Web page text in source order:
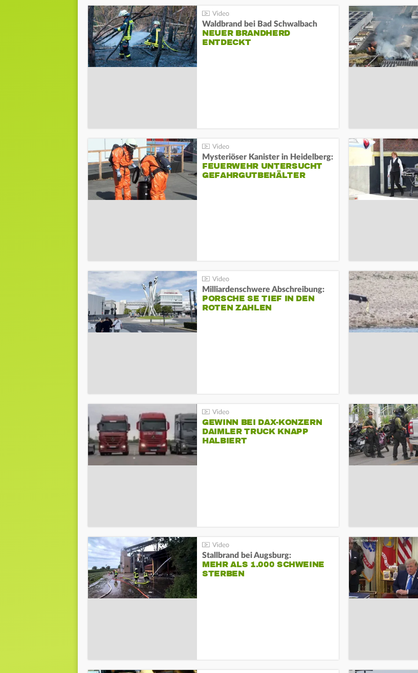
Waldbrand bei Bad Schwalbach
NEUER BRANDHERD
ENTDECKT
Mysteriöser Kanister in Heidelberg:
FEUERWEHR UNTERSUCHT
GEFAHRGUTBEHÄLTER
Milliardenschwere Abschreibung:
PORSCHE SE TIEF IN DEN
ROTEN ZAHLEN
GEWINN BEI DAX-KONZERN
DAIMLER TRUCK KNAPP
HALBIERT
Stallbrand bei Augsburg:
MEHR ALS 1.000 SCHWEINE
STERBEN